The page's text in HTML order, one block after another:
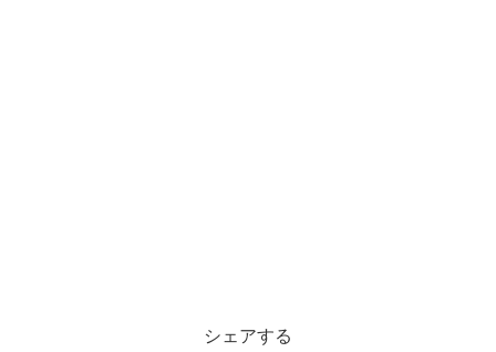
シェアする